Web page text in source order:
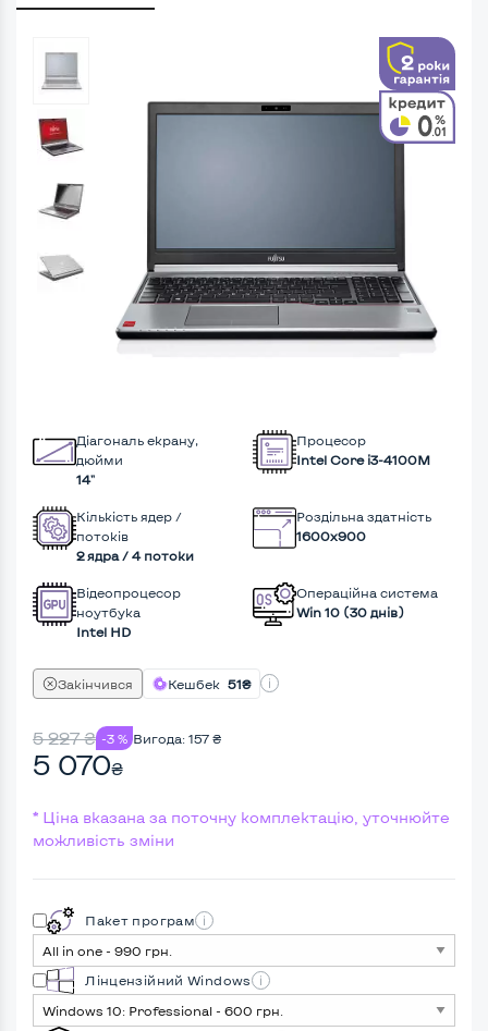
Діагональ екрану,
дюйми
14"
Процесор
Intel Core i3-4100M
Кількість ядер /
потоків
2 ядра / 4 потоки
Роздільна здатність
1600x900
Відеопроцесор
ноутбука
Intel HD
Операційна система
Win 10 (30 днів)
Закінчився Кешбек 51₴
5 227₴ -3 % Вигода: 157 ₴
5 070₴
* Ціна вказана за поточну комплектацію, уточнюйте
можливість зміни
Пакет програм
Лінцензійний Windows